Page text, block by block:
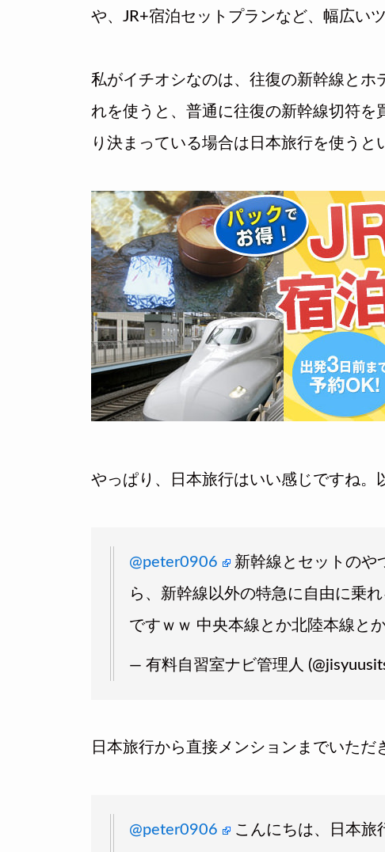
や、JR+宿泊セットプランなど、幅広い
私がイチオシなのは、往復の新幹線とホ
れを使うと、普通に往復の新幹線切符を
り決まっている場合は日本旅行を使うと
やっぱり、日本旅行はいい感じですね。
@peter0906
新幹線とセットのや
ら、新幹線以外の特急に自由に乗
ですｗｗ 中央本線とか北陸本線と
— 有料自習室ナビ管理人
日本旅行から直接メンションまでいただ
@peter0906 こんにちは、日本旅